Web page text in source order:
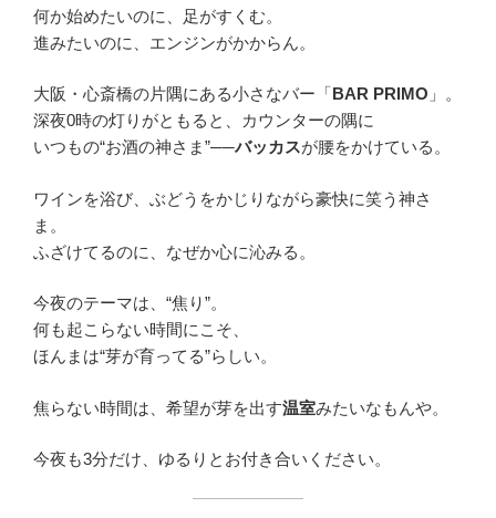
何か始めたいのに、足がすくむ。
進みたいのに、エンジンがかからん。
大阪・心斎橋の片隅にある小さなバー「BAR PRIMO 」。
深夜0時の灯りがともると、カウンターの隅に
いつもの“お酒の神さま”──バッカスが腰をかけている。
ワインを浴び、ぶどうをかじりながら豪快に笑う神さ
ま。
ふざけてるのに、なぜか心に沁みる。
今夜のテーマは、“焦り”。
何も起こらない時間にこそ、
ほんまは“芽が育ってる”らしい。
焦らない時間は、希望が芽を出す温室みたいなもんや。
今夜も3分だけ、ゆるりとお付き合いください。